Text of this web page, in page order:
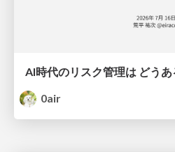
AI時代のリスク管理は どう
0air